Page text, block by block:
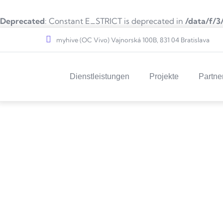
Deprecated: Constant E_STRICT is deprecated in /data/f/3/
Direkt zum Inhalt
myhive (OC Vivo) Vajnorská 100B, 831 04 Bratislava
Dienstleistungen Projekte